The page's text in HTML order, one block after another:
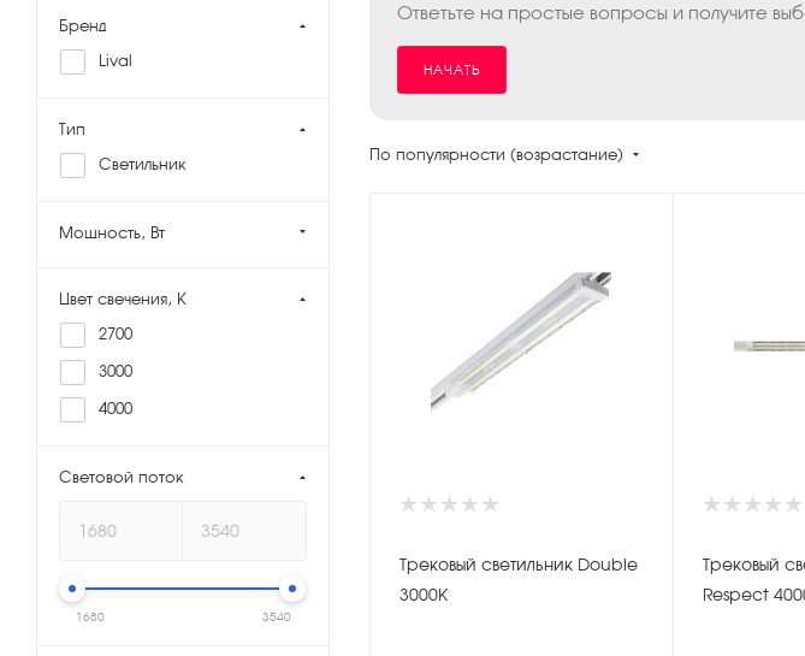
Ответьте на простые вопросы и получите
НАЧАТЬ
По популярности (возрастание)
Трековый светильник Double
3000К
Трековый
Respect
Бренд
Lival
Тип
Светильник
Мощность, Вт
Цвет свечения, K
2700
3000
4000
Световой поток
1680 3540